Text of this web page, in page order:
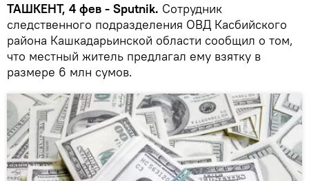
ТАШКЕНТ, 4 фев - Sputnik. Сотрудник
следственного подразделения ОВД Касбийского
района Кашкадарьинской области сообщил о том,
что местный житель предлагал ему взятку в
размере 6 млн сумов.